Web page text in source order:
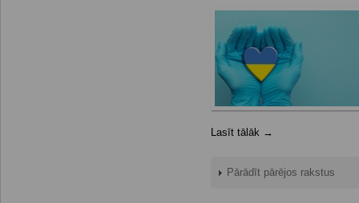
Lasīt tālāk →
Pārādīt pārējos rakstus